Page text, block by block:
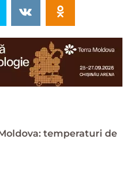
temperaturi de